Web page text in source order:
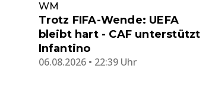
WM
Trotz FIFA-Wende: UEFA
bleibt hart - CAF unterstützt
Infantino
06.08.2026 • 22:39 Uhr